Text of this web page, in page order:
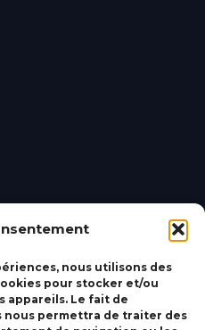
nous utilisons des
pour stocker et/ou
appareils. Le fait de
permettra de traiter des
Le